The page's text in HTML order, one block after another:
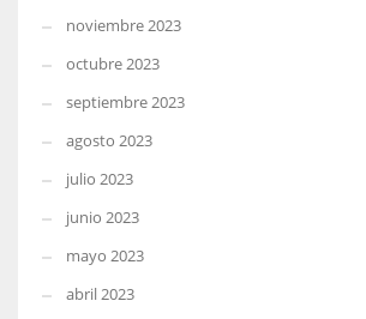
noviembre 2023
octubre 2023
septiembre 2023
agosto 2023
julio 2023
junio 2023
mayo 2023
abril 2023